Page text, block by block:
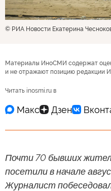
© РИА Новости Екатерина
Материалы ИноСМИ содержат
и не отражают позицию редакции
Читать inosmi.ru в
Почти 70 бывших
посетили в начале
Журналист